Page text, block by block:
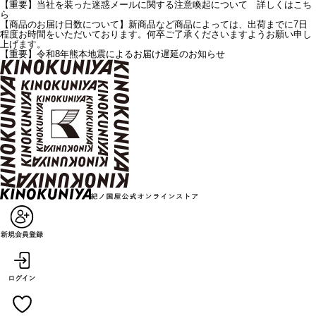
【重要】当社を装った迷惑メールに関する注意喚起について 詳しくはこち
ら
【商品のお届け日数について】新商品など商品によっては、出荷までに7日
程度お時間をいただいております。何卒ご了承くださいますようお願い申し
上げます。
【重要】令和8年熊本地震によるお届け遅延のお知らせ